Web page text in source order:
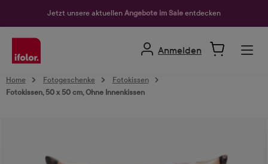
Jetzt unsere aktuellen Angebote im Sale entdecken
Anmelden
Home Fotogeschenke
Fotokissen
Fotokissen, 50 x 50 cm, Ohne Innenkissen